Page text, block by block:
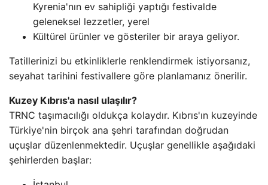
Kyrenia'nın ev sahipliği yaptığı festivalde
geleneksel lezzetler, yerel
Kültürel ürünler ve gösteriler bir araya geliyor.
Tatillerinizi bu etkinliklerle renklendirmek istiyorsanız,
seyahat tarihini festivallere göre planlamanız önerilir.
Kuzey Kıbrıs'a nasıl ulaşılır?
TRNC taşımacılığı oldukça kolaydır. Kıbrıs'ın kuzeyinde
Türkiye'nin birçok ana şehri tarafından doğrudan
uçuşlar düzenlenmektedir. Uçuşlar genellikle aşağıdaki
şehirlerden başlar: